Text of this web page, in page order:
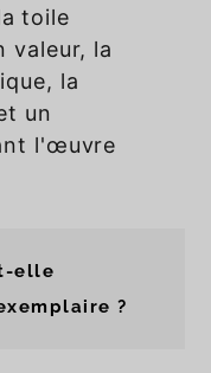
toile
valeur, la
la
un
l'œuvre
elle
?